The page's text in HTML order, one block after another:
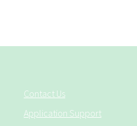
Contact Us
Application Support